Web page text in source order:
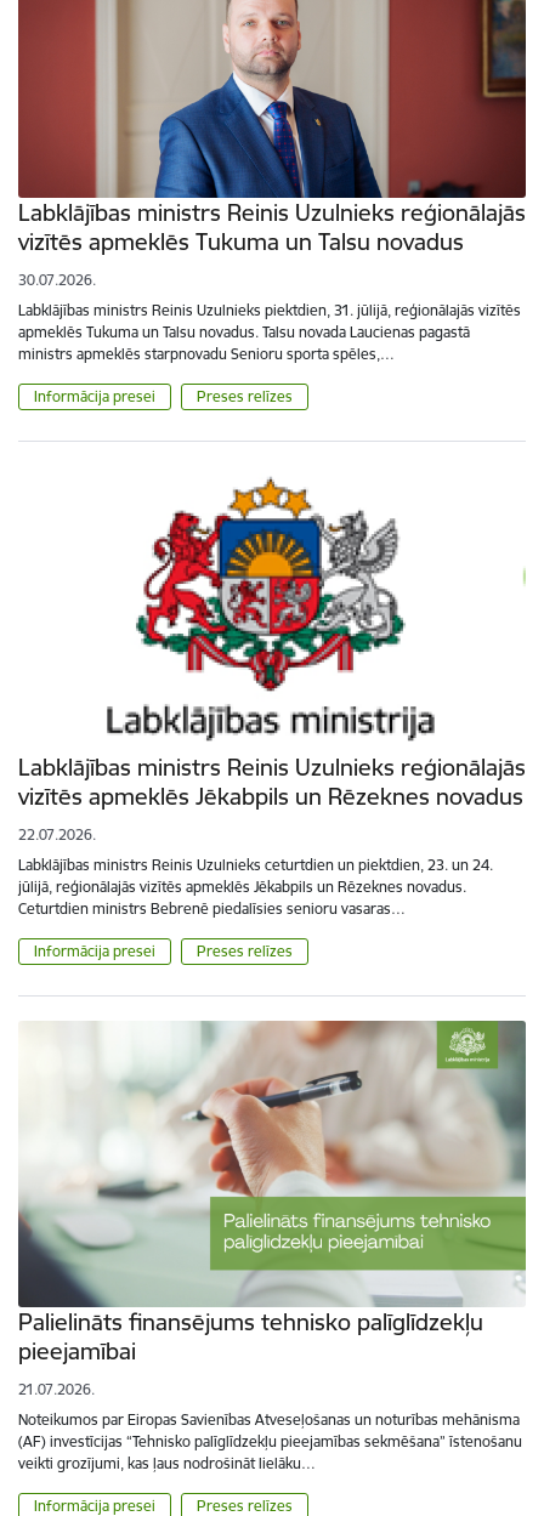
Labklājības ministrs Reinis Uzulnieks reģionālajās
vizītēs apmeklēs Tukuma un Talsu novadus
30.07.2026.
Labklājības ministrs Reinis Uzulnieks piektdien, 31. jūlijā, reģionālajās vizītēs
apmeklēs Tukuma un Talsu novadus. Talsu novada Laucienas pagastā
ministrs apmeklēs starpnovadu Senioru sporta spēles,…
Informācija presei Preses relīzes
Labklājības ministrs Reinis Uzulnieks reģionālajās
vizītēs apmeklēs Jēkabpils un Rēzeknes novadus
22.07.2026.
Labklājības ministrs Reinis Uzulnieks ceturtdien un piektdien, 23. un 24.
jūlijā, reģionālajās vizītēs apmeklēs Jēkabpils un Rēzeknes novadus.
Ceturtdien ministrs Bebrenē piedalīsies senioru vasaras…
Informācija presei Preses relīzes
Palielināts finansējums tehnisko palīglīdzekļu
pieejamībai
21.07.2026.
Noteikumos par Eiropas Savienības Atveseļošanas un noturības mehānisma
(AF) investīcijas “Tehnisko palīglīdzekļu pieejamības sekmēšana” īstenošanu
veikti grozījumi, kas ļaus nodrošināt lielāku…
Informācija presei Preses relīzes